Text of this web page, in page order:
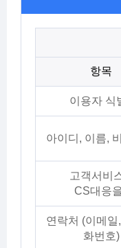
항목
이용자 식
아이디, 이름,
고객서비
CS대응
연락처 (이메일
화번호)